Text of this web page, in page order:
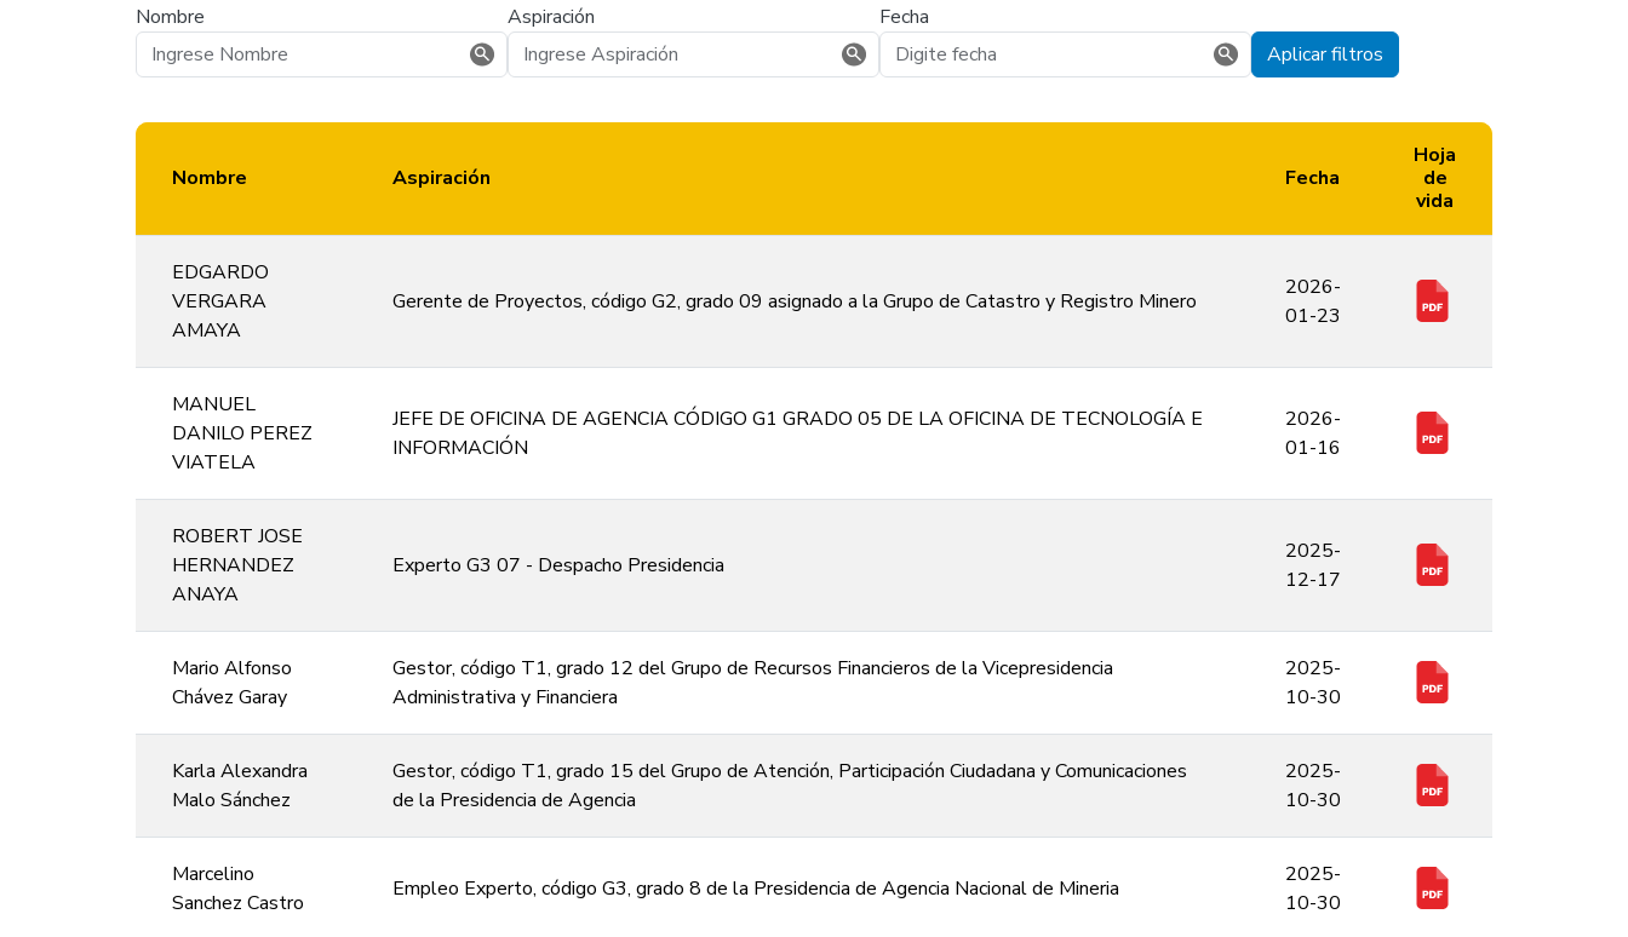
Nombre Aspiración
Fecha
Aplicar filtros
Nombre Aspiración Fecha
Hoja
de
vida
EDGARDO
VERGARA
AMAYA
Gerente de Proyectos, código G2, grado 09 asignado a la Grupo de Catastro y Registro Minero
2026-
01-23
MANUEL
DANILO PEREZ
VIATELA
JEFE DE OFICINA DE AGENCIA CÓDIGO G1 GRADO 05 DE LA OFICINA DE TECNOLOGÍA E
INFORMACIÓN
2026-
01-16
ROBERT JOSE
HERNANDEZ
ANAYA
Experto G3 07 - Despacho Presidencia
2025-
12-17
Mario Alfonso
Chávez Garay
Gestor, código T1, grado 12 del Grupo de Recursos Financieros de la Vicepresidencia
Administrativa y Financiera
2025-
10-30
Karla Alexandra
Malo Sánchez
Gestor, código T1, grado 15 del Grupo de Atención, Participación Ciudadana y Comunicaciones
de la Presidencia de Agencia
2025-
10-30
Marcelino
Sanchez Castro
Empleo Experto, código G3, grado 8 de la Presidencia de Agencia Nacional de Mineria
2025-
10-30